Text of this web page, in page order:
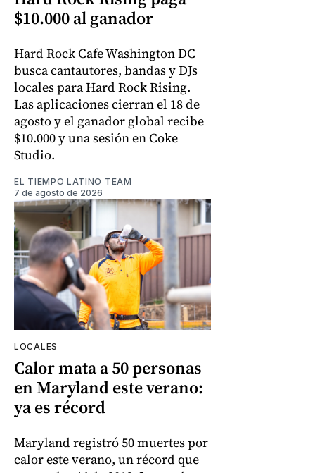
$10.000 al ganador
Hard Rock Cafe Washington DC
busca cantautores, bandas y DJs
locales para Hard Rock Rising.
Las aplicaciones cierran el 18 de
agosto y el ganador global recibe
$10.000 y una sesión en Coke
Studio.
EL TIEMPO LATINO TEAM
7 de agosto de 2026
LOCALES
Calor mata a 50 personas
en Maryland este verano:
ya es récord
Maryland registró 50 muertes por
calor este verano, un récord que